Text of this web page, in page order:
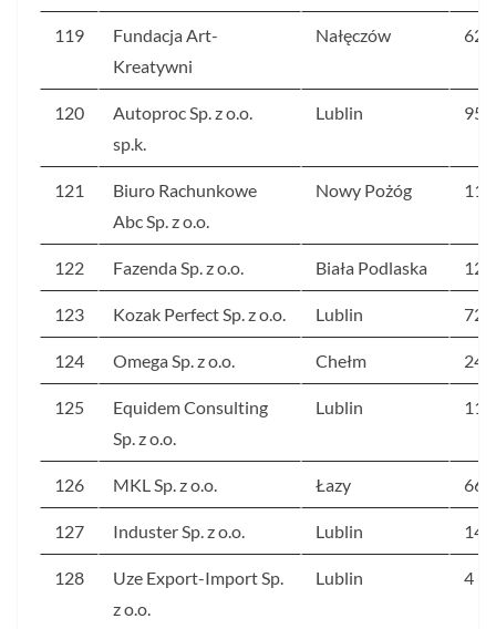
119
Fundacja Art-
Kreatywni
Nałęczów 621
120
Autoproc Sp. z o.o.
sp.k.
Lublin 95
121
Biuro Rachunkowe
Abc Sp. z o.o.
Nowy Pożóg 111
122 Fazenda Sp. z o.o. Biała Podlaska 123
123 Kozak Perfect Sp. z o.o. Lublin 72
124 Omega Sp. z o.o. Chełm 240
125
Equidem Consulting
Sp. z o.o.
Lublin 110
126 MKL Sp. z o.o. Łazy 66
127 Induster Sp. z o.o. Lublin 144
128
Uze Export-Import Sp.
z o.o.
Lublin 4